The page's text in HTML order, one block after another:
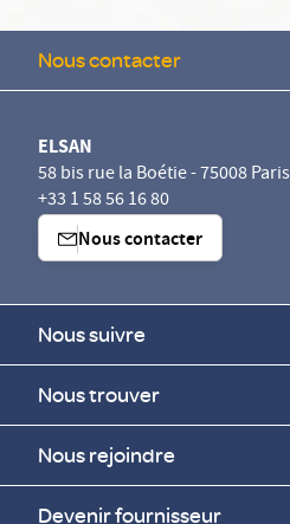
Nous contacter
ELSAN
58 bis rue la Boétie - 75008 Paris
+33 1 58 56 16 80
Nous contacter
Nous suivre
Nous trouver
Nous rejoindre
Devenir fournisseur